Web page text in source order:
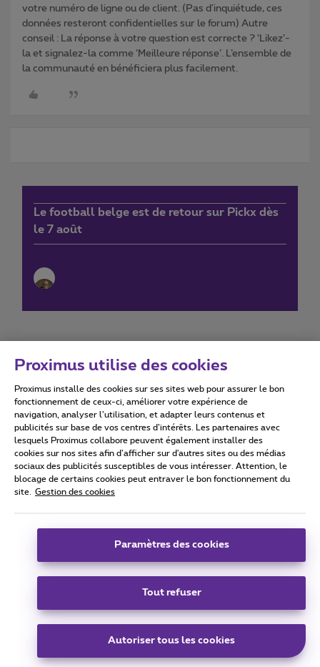
votre numéro de ligne ou de client. (Pas d'inquiétude, ces
données resteront confidentielles sur le forum) Autre
conseil : La réponse à votre question est correcte ? ‘Likez’-
la et signalez-la comme ‘Meilleure réponse’. L’ensemble de
la communauté en bénéficiera plus facilement.
Le football belge est de retour sur Pickx dès
le 7 août
Conditions d'utilisation Accessibility statement
Tous droits réservés. © 2026 Proximus
Conditions générales, info consommateur
Coordonnées de l’entreprise
Boulevard du Roi Albert II 27 - B-1030 Bruxelles.
Carrier & Wholesale Solutions
|Telindus
|Sitemap
Proximus utilise des cookies
Proximus installe des cookies sur ses sites web pour assurer le bon
fonctionnement de ceux-ci, améliorer votre expérience de
navigation, analyser l’utilisation, et adapter leurs contenus et
publicités sur base de vos centres d’intérêts. Les partenaires avec
lesquels Proximus collabore peuvent également installer des
cookies sur nos sites afin d’afficher sur d'autres sites ou des médias
sociaux des publicités susceptibles de vous intéresser. Attention, le
blocage de certains cookies peut entraver le bon fonctionnement du
site.
Gestion des cookies
Paramètres des cookies
Tout refuser
Autoriser tous les cookies